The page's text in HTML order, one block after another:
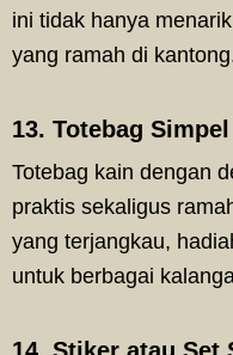
ini tidak hanya
yang ramah di
13. Totebag Simpel
Totebag kain dengan
praktis sekaligus
yang terjangkau,
untuk berbagai